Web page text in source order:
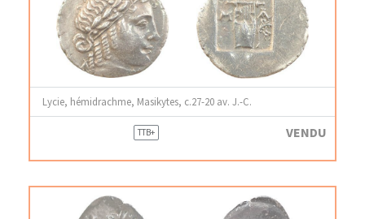
Lycie, hémidrachme, Masikytes, c.27-20 av. J.-C.
TTB+ VENDU